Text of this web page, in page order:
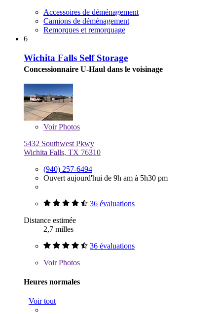
Accessoires de déménagement
Camions de déménagement
Remorques et remorquage
6
Wichita Falls Self Storage
Concessionnaire U-Haul dans le voisinage
VoirPhotos
5432 Southwest Pkwy
Wichita Falls, TX 76310
(940) 257-6494
Ouvert aujourd'hui de 9h am à 5h30 pm
36 évaluations
Distance estimée
2,7 milles
36 évaluations
VoirPhotos
Heures normales
Voir tout